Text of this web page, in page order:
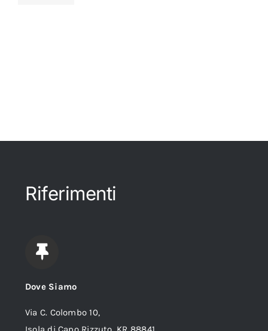
Riferimenti
Dove Siamo
Via C. Colombo 10,